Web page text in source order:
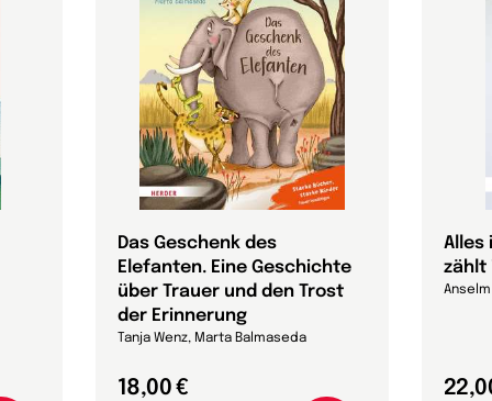
Das Geschenk des
Elefanten. Eine Geschichte
über Trauer und den Trost
der Erinnerung
Tanja Wenz, Marta Balmaseda
18,00 €
Alles
zählt
Anselm